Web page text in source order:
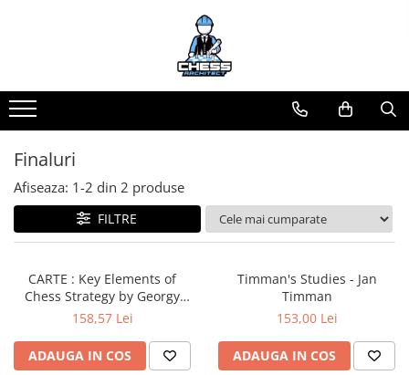
Accesorii
Accesorii tabla
Ceasuri Pentru Diverse Jocuri
Ceasuri
Cluburi Si Scoli
Colectie De Partide
Computere de sah
Conținut Video
Faza 3
Universul Chess Architect
Kit Chess Architect
Experiențe Șahiste
Finaluri
Afiseaza: 1-2 din 2 produse
FILTRE
CARTE : Key Elements of
Chess Strategy by Georgy
Lisitsin
158,57 Lei
ADAUGA IN COS
Timman's Studies - Jan
Timman
153,00 Lei
ADAUGA IN COS